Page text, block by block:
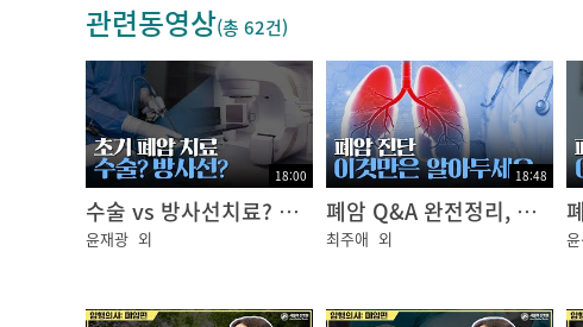
그 병변이 폐암인지 아닌지를 확인하기 위해서는 기
경피적 조직검사를 시행하게 됩니다
두 가지 방법으로 확인되지 않으면을 경우에는 수
환자에 따라 폐병변보다 전이된 곳의 조직검사가 쉬
폐암이 확인된 후에는 치료 방향을 결정하기 위해
전신 양전자단층촬영(PET), 전신 뼈 스캔, 뇌 자기
관련동영상(총 62건)
18:00
수술 vs 방사선치료? 초기 폐암 환자의 상황별 치료법 정리!｜암행의사
윤재광 외
18:48
폐암 Q&A 완전정리, 진단 전 꼭 알아야 할 모든 것!｜암행의사
최주애 외